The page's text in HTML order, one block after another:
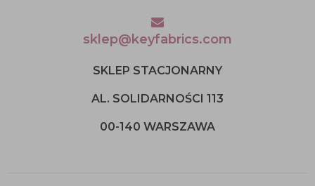
sklep@keyfabrics.com
SKLEP STACJONARNY
AL. SOLIDARNOŚCI 113
00-140 WARSZAWA